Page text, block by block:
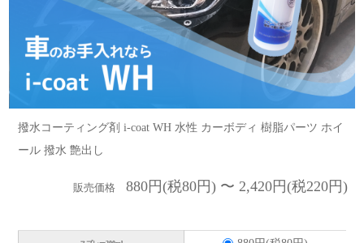
撥水コーティング剤 i-coat WH 水性 カーボディ 樹脂パーツ ホイ
ール 撥水 艶出し
販売価格 880円(税80円) 〜 2,420円(税220円)